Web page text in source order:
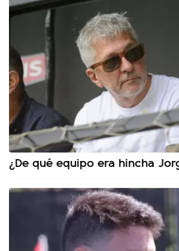
¿De qué equipo era hincha